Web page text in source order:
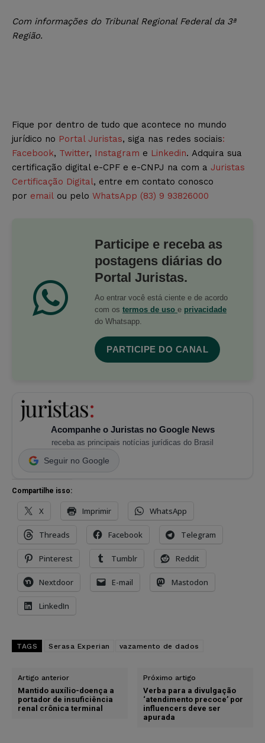
Com informações do Tribunal Regional Federal da 3ª
Região.
Fique por dentro de tudo que acontece no mundo
jurídico no Portal Juristas, siga nas redes sociais:
Facebook, Twitter, Instagram e Linkedin. Adquira sua
certificação digital e-CPF e e-CNPJ na com a Juristas
Certificação Digital, entre em contato conosco
por email ou pelo WhatsApp (83) 9 93826000
Participe e receba as
postagens diárias do
Portal Juristas.
Ao entrar você está ciente e de acordo
com os termos de uso e privacidade
do Whatsapp.
PARTICIPE DO CANAL
Acompanhe o Juristas no Google News
receba as principais notícias jurídicas do Brasil
Seguir no Google
Compartilhe isso:
X Imprimir WhatsApp
Threads Facebook Telegram
Pinterest Tumblr Reddit
Nextdoor E-mail Mastodon
LinkedIn
TAGS Serasa Experian vazamento de dados
Artigo anterior
Mantido auxílio-doença a
portador de insuficiência
renal crônica terminal
Próximo artigo
Verba para a divulgação
‘atendimento precoce’ por
influencers deve ser
apurada